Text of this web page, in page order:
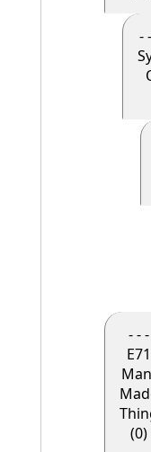
- - - - E90
- - -
E71
Man-
Made
Thing
(0)